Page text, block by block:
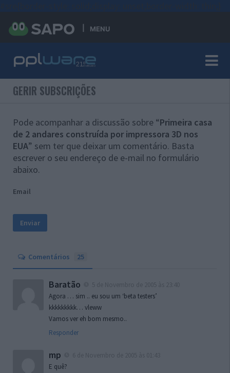
MENU
GERIR SUBSCRIÇÕES
Pode acompanhar a discussão sobre “Primeira casa
de 2 andares construída por impressora 3D nos
EUA” sem ter que deixar um comentário. Basta
escrever o seu endereço de e-mail no formulário
abaixo.
Email
Comentários 25
Baratão
Agora … sim .. eu sou um ‘beta testers’
kkkkkkkkk… vleww
Vamos ver eh bom mesmo..
Responder
mp
E quê?